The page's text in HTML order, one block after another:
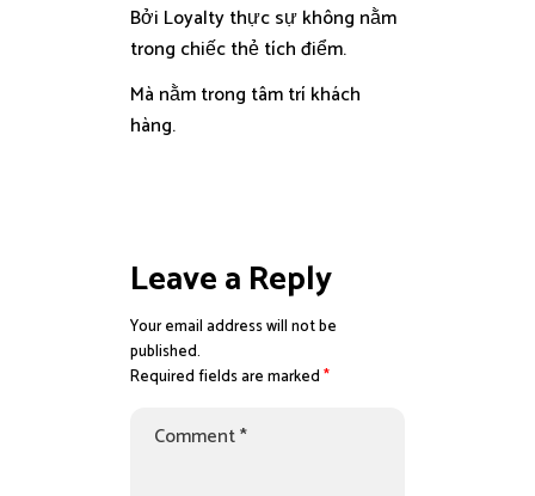
Bởi Loyalty thực sự không nằm
trong chiếc thẻ tích điểm.
Mà nằm trong tâm trí khách
hàng.
Leave a Reply
Your email address will not be
published.
Required fields are marked*